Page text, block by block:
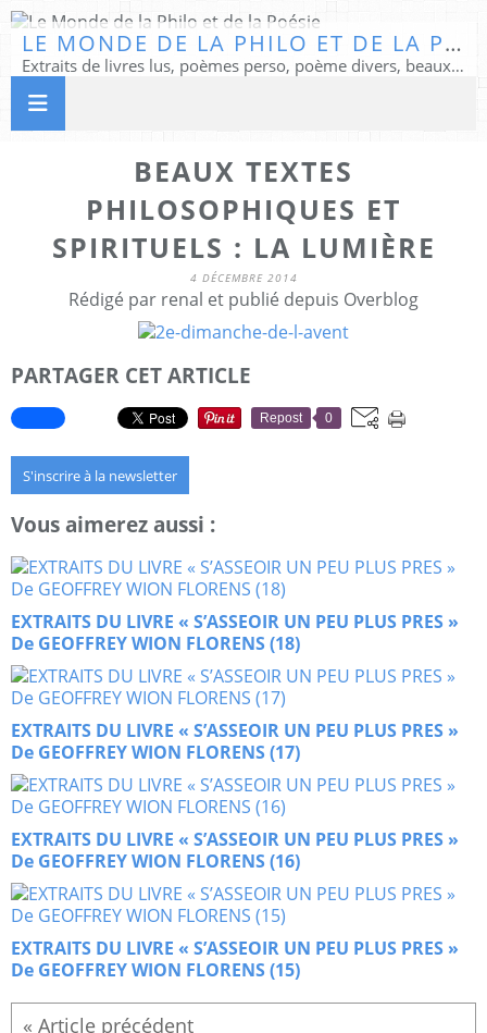
LE MONDE DE LA PHILO ET DE LA POÉSIE
Extraits de livres lus, poèmes perso, poème divers, beaux textes...
BEAUX TEXTES
PHILOSOPHIQUES ET
SPIRITUELS : LA LUMIÈRE
4 DÉCEMBRE 2014
Rédigé par renal et publié depuis Overblog
PARTAGER CET ARTICLE
Repost 0
S'inscrire à la newsletter
Vous aimerez aussi :
EXTRAITS DU LIVRE « S’ASSEOIR UN PEU PLUS PRES »
De GEOFFREY WION FLORENS (18)
EXTRAITS DU LIVRE « S’ASSEOIR UN PEU PLUS PRES »
De GEOFFREY WION FLORENS (17)
EXTRAITS DU LIVRE « S’ASSEOIR UN PEU PLUS PRES »
De GEOFFREY WION FLORENS (16)
EXTRAITS DU LIVRE « S’ASSEOIR UN PEU PLUS PRES »
De GEOFFREY WION FLORENS (15)